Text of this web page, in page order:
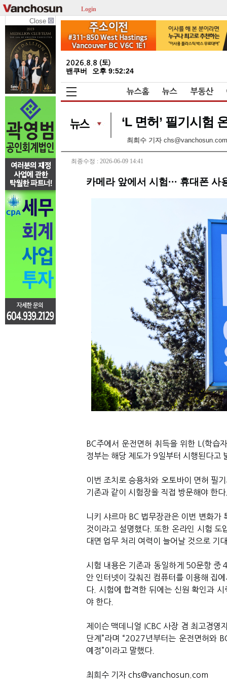
Login
Close
2026.8.8 (토)
밴쿠버 오후 9:52:25
뉴스홈 뉴스 부동산
‘L 면허’ 필기시험
최희수 기자 chs@vanchosun.com
최종수정 : 2026-06-09 14:41
카메라 앞에서 시험··· 휴대폰 사
BC주에서 운전면허 취득을 위한 L(학습
정부는 해당 제도가 9일부터 시행된다고
이번 조치로 승용차와 오토바이 면허 필
기존과 같이 시험장을 직접 방문해야 한
니키 샤르마 BC 법무장관은 이번 변화가
것이라고 설명했다. 또한 온라인 시험 도
대면 업무 처리 여력이 늘어날 것으로 기
시험 내용은 기존과 동일하게 50문항 중
안 인터넷이 갖춰진 컴퓨터를 이용해 집
다. 시험에 합격한 뒤에는 신원 확인과
야 한다.
제이슨 맥데니얼 ICBC 사장 겸 최고경영
단계”라며 “2027년부터는 운전면허와
예정”이라고 말했다.
최희수 기자 chs@vanchosun.com